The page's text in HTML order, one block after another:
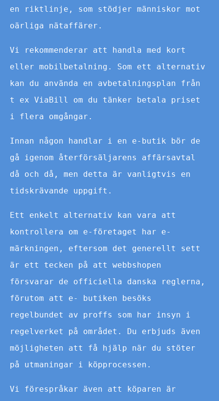
en riktlinje, som stödjer människor mot
oärliga nätaffärer.
Vi rekommenderar att handla med kort
eller mobilbetalning. Som ett alternativ
kan du använda en avbetalningsplan från
t ex ViaBill om du tänker betala priset
i flera omgångar.
Innan någon handlar i en e-butik bör de
gå igenom återförsäljarens affärsavtal
då och då, men detta är vanligtvis en
tidskrävande uppgift.
Ett enkelt alternativ kan vara att
kontrollera om e-företaget har e-
märkningen, eftersom det generellt sett
är ett tecken på att webbshopen
försvarar de officiella danska reglerna,
förutom att e- butiken besöks
regelbundet av proffs som har insyn i
regelverket på området. Du erbjuds även
möjligheten att få hjälp när du stöter
på utmaningar i köpprocessen.
Vi förespråkar även att köparen är